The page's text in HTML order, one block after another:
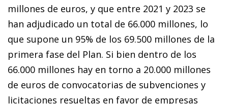
millones de euros, y que entre 2021 y 2023 se
han adjudicado un total de 66.000 millones, lo
que supone un 95% de los 69.500 millones de la
primera fase del Plan. Si bien dentro de los
66.000 millones hay en torno a 20.000 millones
de euros de convocatorias de subvenciones y
licitaciones resueltas en favor de empresas